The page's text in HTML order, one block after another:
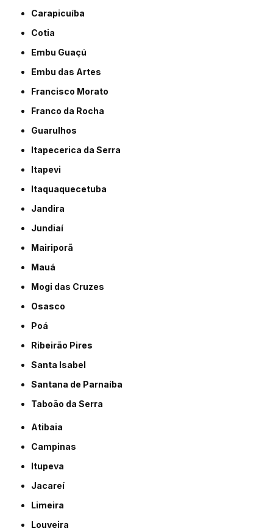
Carapicuíba
Cotia
Embu Guaçú
Embu das Artes
Francisco Morato
Franco da Rocha
Guarulhos
Itapecerica da Serra
Itapevi
Itaquaquecetuba
Jandira
Jundiaí
Mairiporã
Mauá
Mogi das Cruzes
Osasco
Poá
Ribeirão Pires
Santa Isabel
Santana de Parnaíba
Taboão da Serra
Atibaia
Campinas
Itupeva
Jacareí
Limeira
Louveira